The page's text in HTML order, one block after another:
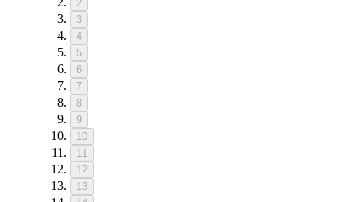
2
3
4
5
6
7
8
9
10
11
12
13